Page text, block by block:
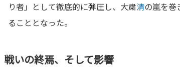
り者」として徹底的に弾圧し、大粛清の嵐を巻
ることとなった。
戦いの終焉、そして影響